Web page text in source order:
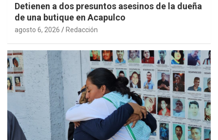
Detienen a dos presuntos asesinos de la dueña
de una butique en Acapulco
agosto 6, 2026 Redacción